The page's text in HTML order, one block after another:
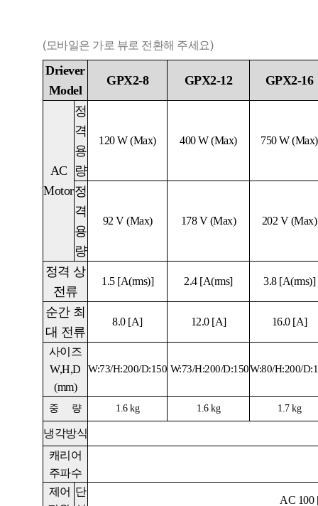
(모바일은 가로 뷰로 전환해 주세요)
Driever
Model
GPX2-8 GPX2-12 GPX2-16
AC
Motor
정
격
용
량
120 W (Max) 400 W (Max) 750 W (Max)
정
격
용
량
92 V (Max) 178 V (Max) 202 V (Max)
정격 상
전류
1.5 [A(rms)] 2.4 [A(rms] 3.8 [A(rms)]
순간 최
대 전류
8.0 [A] 12.0 [A] 16.0 [A]
사이즈
W,H,D
(mm)
W:73/H:200/D:150 W:73/H:200/D:150W:80/H:200/
중 량 1.6 kg 1.6 kg 1.7 kg
냉각방식
캐리어
주파수
제어 단
AC 100